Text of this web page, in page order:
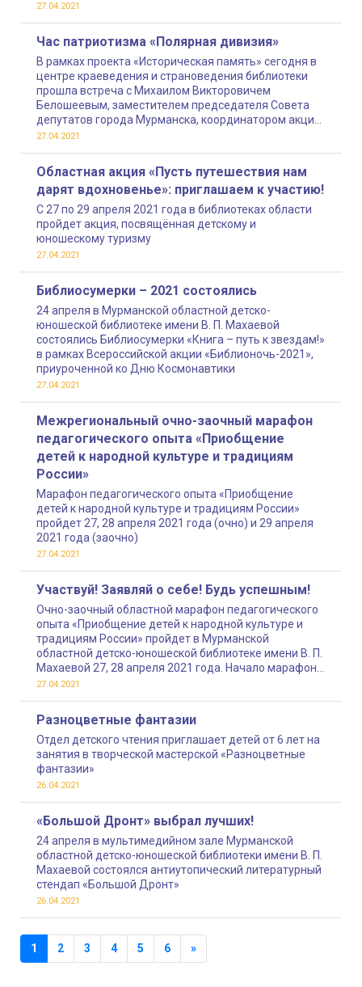
27.04.2021
Час патриотизма «Полярная дивизия»
В рамках проекта «Историческая память» сегодня в
центре краеведения и страноведения библиотеки
прошла встреча с Михаилом Викторовичем
Белошеевым, заместителем председателя Совета
депутатов города Мурманска, координатором акции
«Бессмертный полк»
27.04.2021
Областная акция «Пусть путешествия нам
дарят вдохновенье»: приглашаем к участию!
С 27 по 29 апреля 2021 года в библиотеках области
пройдет акция, посвящённая детскому и
юношескому туризму
27.04.2021
Библиосумерки – 2021 состоялись
24 апреля в Мурманской областной детско-
юношеской библиотеке имени В. П. Махаевой
состоялись Библиосумерки «Книга – путь к звездам!»
в рамках Всероссийской акции «Библионочь-2021»,
приуроченной ко Дню Космонавтики
27.04.2021
Межрегиональный очно-заочный марафон
педагогического опыта «Приобщение
детей к народной культуре и традициям
России»
Марафон педагогического опыта «Приобщение
детей к народной культуре и традициям России»
пройдет 27, 28 апреля 2021 года (очно) и 29 апреля
2021 года (заочно)
27.04.2021
Участвуй! Заявляй о себе! Будь успешным!
Очно-заочный областной марафон педагогического
опыта «Приобщение детей к народной культуре и
традициям России» пройдет в Мурманской
областной детско-юношеской библиотеке имени В. П.
Махаевой 27, 28 апреля 2021 года. Начало марафона
в 11:00
27.04.2021
Разноцветные фантазии
Отдел детского чтения приглашает детей от 6 лет на
занятия в творческой мастерской «Разноцветные
фантазии»
26.04.2021
«Большой Дронт» выбрал лучших!
24 апреля в мультимедийном зале Мурманской
областной детско-юношеской библиотеки имени В. П.
Махаевой состоялся антиутопический литературный
стендап «Большой Дронт»
26.04.2021
1 2 3 4 5 6 »